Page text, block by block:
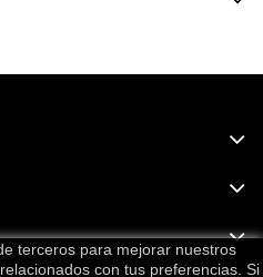
terceros para mejorar nuestros
con tus preferencias. Si